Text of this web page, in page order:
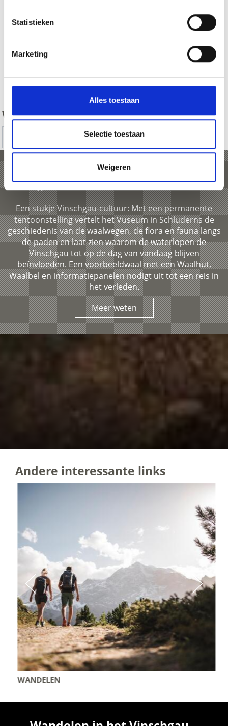
Statistieken
Marketing
Alles toestaan
Selectie toestaan
Weigeren
zurück
WAS DE INHOUD NUTTIG VOOR U?
„WasserWosser“
Een stukje Vinschgau-cultuur: Met een permanente
tentoonstelling vertelt het Vuseum in Schluderns de
geschiedenis van de waalwegen, de flora en fauna langs
de paden en laat zien waarom de waterlopen de
Vinschgau tot op de dag van vandaag blijven
beïnvloeden. Een voorbeeldwaal met een Waalhut,
Waalbel en informatiepanelen nodigt uit tot een reis in
het verleden.
Meer weten
Andere interessante links
WANDELEN